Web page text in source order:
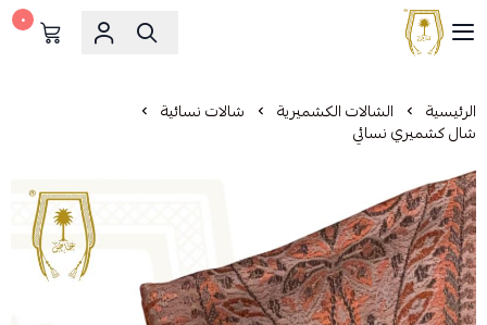
مشالح المهدي الملكية
٠
الرئيسية الشالات الكشميرية شالات نسائية
شال كشميري نسائي